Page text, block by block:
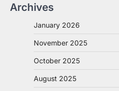
Archives
January 2026
November 2025
October 2025
August 2025